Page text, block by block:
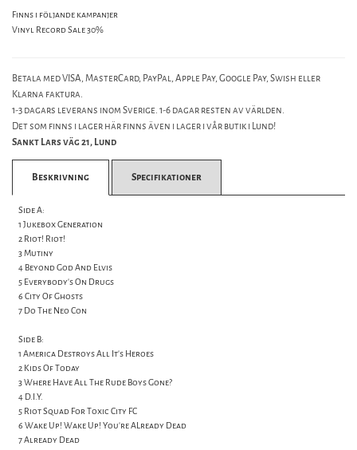
Finns i följande kampanjer
Vinyl Record Sale 30%
Betala med VISA, MasterCard, PayPal, Apple Pay, Google Pay, Swish eller
Klarna faktura.
1-3 dagars leverans inom Sverige. 1-6 dagar resten av världen.
Det som finns i lager här finns även i lager i vår butik i Lund!
Sankt Lars väg 21, Lund
Beskrivning Specifikationer
Side A:
1 Jukebox Generation
2 Riot! Riot!
3 Mutiny
4 Beyond God And Elvis
5 Everybody's On Drugs
6 City Of Ghosts
7 Do The Neo Con
Side B:
1 America Destroys All It's Heroes
2 Kids Of Today
3 Where Have All The Rude Boys Gone?
4 D.I.Y.
5 Riot Squad For Toxic City FC
6 Wake Up! Wake Up! You're ALready Dead
7 Already Dead